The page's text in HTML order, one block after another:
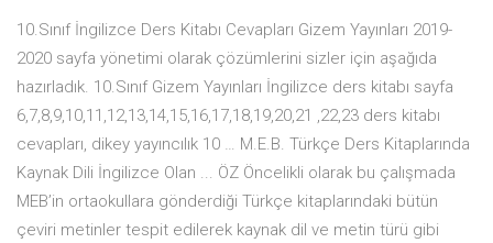
10.Sınıf İngilizce Ders Kitabı Cevapları Gizem Yayınları 2019-
2020 sayfa yönetimi olarak çözümlerini sizler için aşağıda
hazırladık. 10.Sınıf Gizem Yayınları İngilizce ders kitabı sayfa
6,7,8,9,10,11,12,13,14,15,16,17,18,19,20,21 ,22,23 ders kitabı
cevapları, dikey yayıncılık 10 … M.E.B. Türkçe Ders Kitaplarında
Kaynak Dili İngilizce Olan ... ÖZ Öncelikli olarak bu çalışmada
MEB’in ortaokullara gönderdiği Türkçe kitaplarındaki bütün
çeviri metinler tespit edilerek kaynak dil ve metin türü gibi